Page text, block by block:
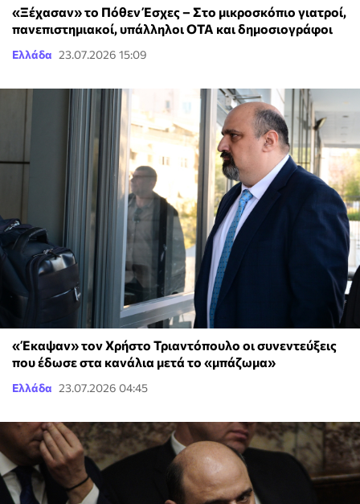
«Ξέχασαν» το Πόθεν Έσχες – Στο μικροσκόπιο γιατροί,
πανεπιστημιακοί, υπάλληλοι ΟΤΑ και δημοσιογράφοι
Ελλάδα 23.07.2026 15:09
«Έκαψαν» τον Χρήστο Τριαντόπουλο οι συνεντεύξεις
που έδωσε στα κανάλια μετά το «μπάζωμα»
Ελλάδα 23.07.2026 04:45